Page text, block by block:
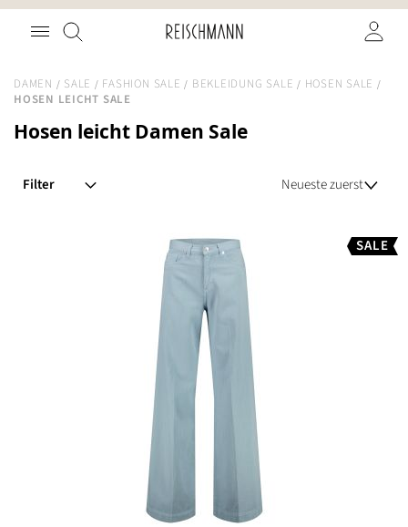
Zum
Inhalt
Suche
DAMEN SALE FASHION SALE BEKLEIDUNG SALE
HOSEN SALE
HOSEN LEICHT SALE
Hosen leicht Damen Sale
SALE
Filter